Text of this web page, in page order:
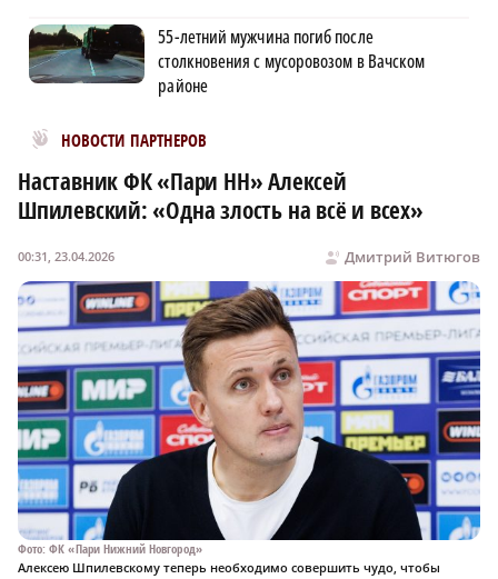
55-летний мужчина погиб после
столкновения с мусоровозом в Вачском
районе
НОВОСТИ ПАРТНЕРОВ
Новости МирТесен
Наставник ФК «Пари НН» Алексей
Шпилевский: «Одна злость на всё и всех»
Дмитрий Витюгов
00:31, 23.04.2026
Фото: ФК «Пари Нижний Новгород»
Алексею Шпилевскому теперь необходимо совершить чудо, чтобы